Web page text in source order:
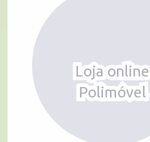
Loja online
Polimóvel